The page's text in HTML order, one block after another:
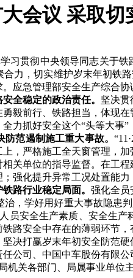
会议 采取
贯彻中央领导同志关于铁
力，切实维护岁末年初铁
应急管理部安全生产综合
全稳定的政治责任。 坚决贯
毅前行、铁路担当，体现
力抓好安全这个“头等大事”
防范遏制施工重大事故。
，严格施工全天窗管理，
关单位的指导监督。在工
强化提升异常工况处置能
路行业稳定局面。 强化全员
，学好用好重大事故隐患
员安全生产素质、安全生
路安全中存在的薄弱环节
决打赢岁末年初安全防范硬
司、中国中车股份有限公
关各部门、局属事业单位